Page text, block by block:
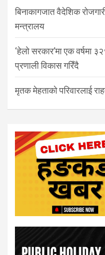
बिनाकागजात वैदेशिक
मन्त्रालय
‘हेलो सरकार’मा एक वर्षमा
प्रणाली विकास गरिँदै
मृतक मेहताको परिवारलाई